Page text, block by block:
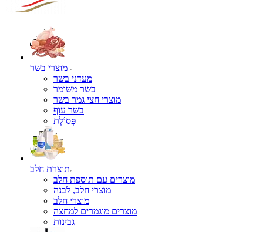
מעדני בשר
בשר משומר
מוצרי חצי גמר בשר
בשר עוף
פְּסוֹלֶת
תוצרת חלב
מוצרים עם תוספת חלב
מוצרי חלב, לבנה
מוצרי חלב
מוצרים מוגמרים למחצה
גבינות